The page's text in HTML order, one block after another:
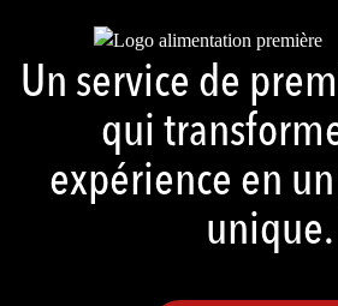
Un service de
qui
expérience en
unique.